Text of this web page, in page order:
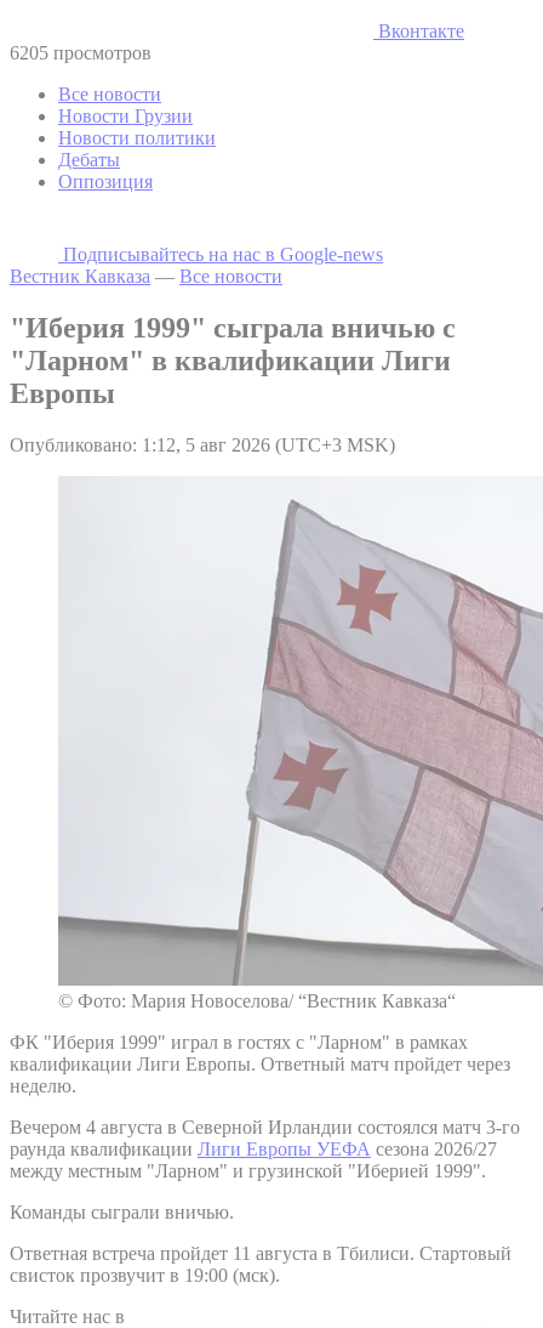
Вконтакте
6205 просмотров
Все новости
Новости Грузии
Новости политики
Дебаты
Оппозиция
Подписывайтесь на наc в Google-news
Вестник Кавказа — Все новости
"Иберия 1999" сыграла вничью с
"Ларном" в квалификации Лиги
Европы
Опубликовано: 1:12, 5 авг 2026 (UTC+3 MSK)
© Фото: Мария Новоселова/ “Вестник Кавказа“
ФК "Иберия 1999" играл в гостях с "Ларном" в рамках
квалификации Лиги Европы. Ответный матч пройдет через
неделю.
Вечером 4 августа в Северной Ирландии состоялся матч 3-го
раунда квалификации Лиги Европы УЕФА сезона 2026/27
между местным "Ларном" и грузинской "Иберией 1999".
Команды сыграли вничью.
Ответная встреча пройдет 11 августа в Тбилиси. Стартовый
свисток прозвучит в 19:00 (мск).
Читайте нас в